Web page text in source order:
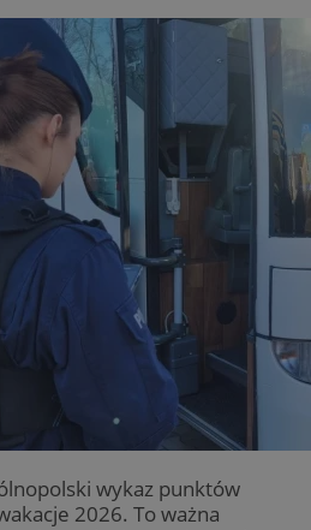
wykaz punktów
2026. To ważna